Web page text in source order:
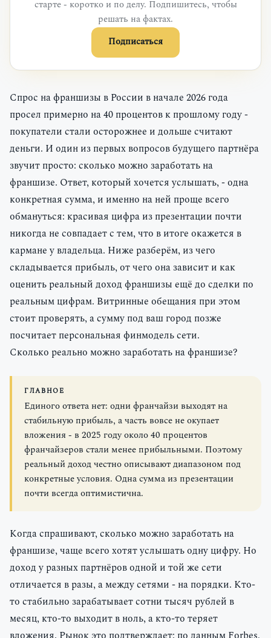
старте - коротко и по делу. Подпишитесь, чтобы
решать на фактах.
Подписаться
Спрос на франшизы в России в начале 2026 года
просел примерно на 40 процентов к прошлому году -
покупатели стали осторожнее и дольше считают
деньги. И один из первых вопросов будущего партнёра
звучит просто: сколько можно заработать на
франшизе. Ответ, который хочется услышать, - одна
конкретная сумма, и именно на ней проще всего
обмануться: красивая цифра из презентации почти
никогда не совпадает с тем, что в итоге окажется в
кармане у владельца. Ниже разберём, из чего
складывается прибыль, от чего она зависит и как
оценить реальный доход франшизы ещё до сделки по
реальным цифрам. Витринные обещания при этом
стоит проверять, а сумму под ваш город позже
посчитает персональная финмодель сети.
Сколько реально можно заработать на франшизе?
ГЛАВНОЕ
Единого ответа нет: одни франчайзи выходят на
стабильную прибыль, а часть вовсе не окупает
вложения - в 2025 году около 40 процентов
франчайзеров стали менее прибыльными. Поэтому
реальный доход честно описывают диапазоном под
конкретные условия. Одна сумма из презентации
почти всегда оптимистична.
Когда спрашивают, сколько можно заработать на
франшизе, чаще всего хотят услышать одну цифру. Но
доход у разных партнёров одной и той же сети
отличается в разы, а между сетями - на порядки. Кто-
то стабильно зарабатывает сотни тысяч рублей в
месяц, кто-то выходит в ноль, а кто-то теряет